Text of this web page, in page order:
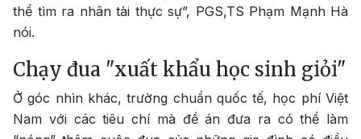
thể tìm ra nhân tài thực sự”, PGS,TS Phạm Mạnh Hà
nói.
Chạy đua "xuất khẩu học sinh giỏi"
Ở góc nhìn khác, trường chuẩn quốc tế, học phí Việt
Nam với các tiêu chí mà đề án đưa ra có thể làm